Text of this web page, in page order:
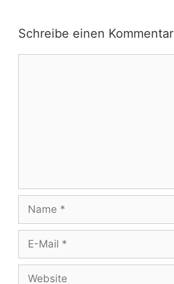
Schreibe einen Kommentar
Name
Website